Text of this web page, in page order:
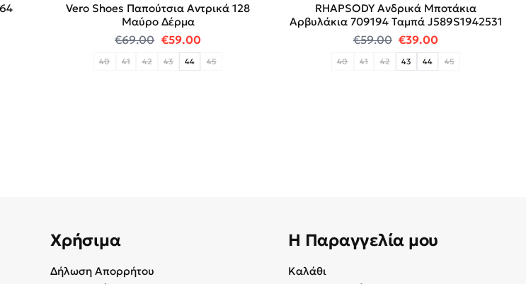
€69.00.
τιμή είναι: €48.00.
Vero Shoes Παπούτσια Αντρικά 128
Μαύρο Δέρμα
€69.00 Original price was: €69.00.
€59.00Η τρέχουσα τιμή είναι: €59.00.
40 41 42 43 44 45
RHAPSODY Ανδρικά Μποτάκια
Αρβυλάκια 709194 Ταμπά J589S1942531
€59.00 Original price was:
€39.00Η τρέχουσα
40 41 42 43 44 45
Χρήσιμα
Δήλωση Απορρήτου
Η Παραγγελία μου
Καλάθι